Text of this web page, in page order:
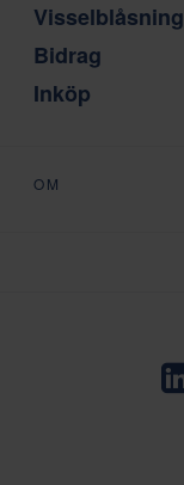
Visselblåsning
Bidrag
Inköp
OM